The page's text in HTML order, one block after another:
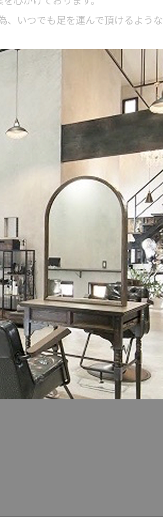
、いつでも足を運んで頂けるような